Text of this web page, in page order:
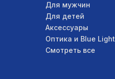
Для мужчин
Для детей
Аксессуары
Оптика и Blue Light
Смотреть все